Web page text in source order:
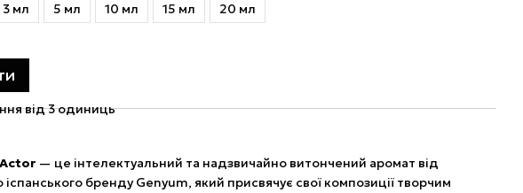
3 мл 5 мл 10 мл 15 мл 20 мл
від 3 одиниць
— це інтелектуальний та надзвичайно витончений аромат від
іспанського бренду Genyum, який присвячує свої композиції творчим